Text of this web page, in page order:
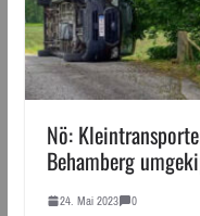
Nö:
Behamberg
24. Mai 2023 0